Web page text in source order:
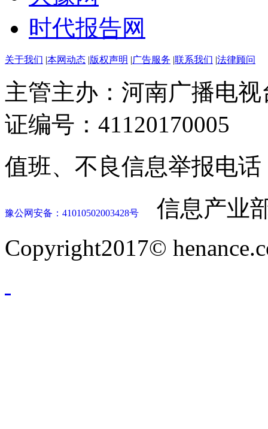
时代报告网
关于我们 本网动态 版权声明 广告服务 联系我们 法律顾问
主管主办：河南广播电
证编号：41120170005
值班、不良信息举报电话
豫公网安备：41010502003428号
信息产业
Copyright2017©